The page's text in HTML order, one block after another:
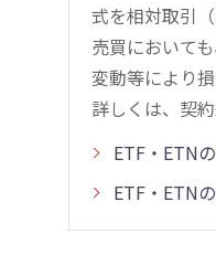
式を相対取引
売買において
変動等により
詳しくは、契
ETF・ETN
ETF・ETN